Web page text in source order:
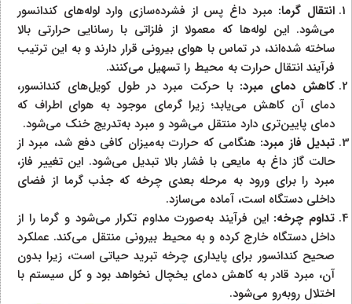
انتقال گرما: مبرد داغ پس از فشرده‌سازی وارد لوله‌های کندانسور
می‌شود. این لوله‌ها که معمولا از فلزاتی با رسانایی حرارتی بالا
ساخته شده‌اند، در تماس با هوای بیرونی قرار دارند و به این ترتیب
فرآیند انتقال حرارت به محیط را تسهیل می‌کنند.
کاهش دمای مبرد: با حرکت مبرد در طول کویل‌های کندانسور،
دمای آن کاهش می‌یابد؛ زیرا گرمای موجود به هوای اطراف که
دمای پایین‌تری دارد منتقل می‌شود و مبرد به‌تدریج خنک می‌شود.
تبدیل فاز مبرد: هنگامی که حرارت به‌میزان کافی دفع شد، مبرد از
حالت گاز داغ به مایعی با فشار بالا تبدیل می‌شود. این تغییر فاز،
مبرد را برای ورود به مرحله بعدی چرخه که جذب گرما از فضای
داخلی دستگاه است، آماده می‌سازد.
تداوم چرخه: این فرآیند به‌صورت مداوم تکرار می‌شود و گرما را از
داخل دستگاه خارج کرده و به محیط بیرونی منتقل می‌کند. عملکرد
صحیح کندانسور برای پایداری چرخه تبرید حیاتی است، زیرا بدون
آن، مبرد قادر به کاهش دمای یخچال نخواهد بود و کل سیستم با
اختلال روبه‌رو می‌شود.